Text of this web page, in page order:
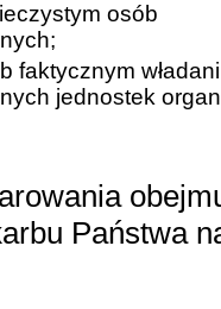
osób
faktycznym
jednostek
Państwa